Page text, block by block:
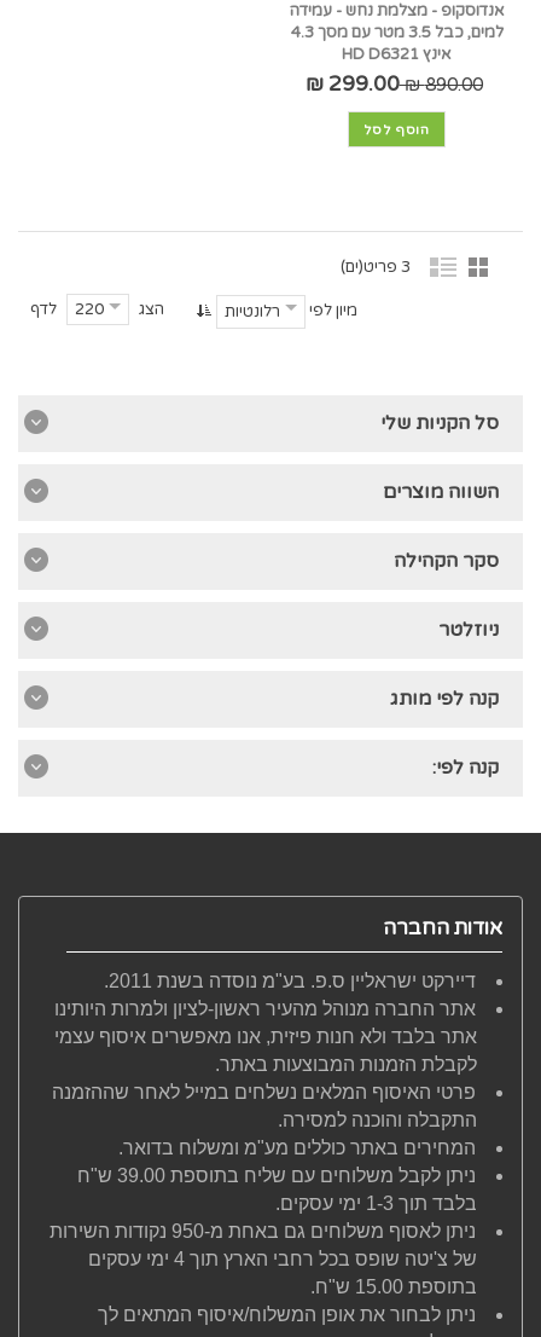
אנדוסקופ - מצלמת נחש - עמידה
למים, כבל 3.5 מטר עם מסך 4.3
אינץ HD D6321
890.00 ₪
299.00 ₪
הוסף לסל
3 פריט(ים)
הצג 220 לדף מיון לפי רלונטיות
סל הקניות שלי
השווה מוצרים
סקר הקהילה
ניוזלטר
קנה לפי מותג
קנה לפי:
אודות החברה
דיירקט ישראליין ס.פ. בע"מ נוסדה בשנת 2011.
אתר החברה מנוהל מהעיר ראשון-לציון ולמרות היותינו
אתר בלבד ולא חנות פיזית, אנו מאפשרים איסוף עצמי
לקבלת הזמנות המבוצעות באתר.
פרטי האיסוף המלאים נשלחים במייל לאחר שההזמנה
התקבלה והוכנה למסירה.
המחירים באתר כוללים מע"מ ומשלוח בדואר.
ניתן לקבל משלוחים עם שליח בתוספת 39.00 ש"ח
בלבד תוך 1-3 ימי עסקים.
ניתן לאסוף משלוחים גם באחת מ-950 נקודות השירות
של צ'יטה שופס בכל רחבי הארץ תוך 4 ימי עסקים
בתוספת 15.00 ש"ח.
ניתן לבחור את אופן המשלוח/איסוף המתאים לך